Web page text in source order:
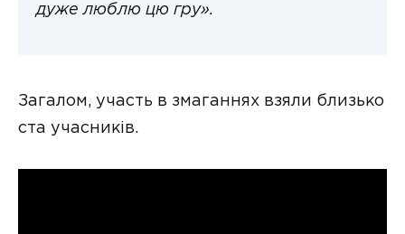
дуже люблю цю гру».
Загалом, участь в змаганнях взяли близько
ста учасників.